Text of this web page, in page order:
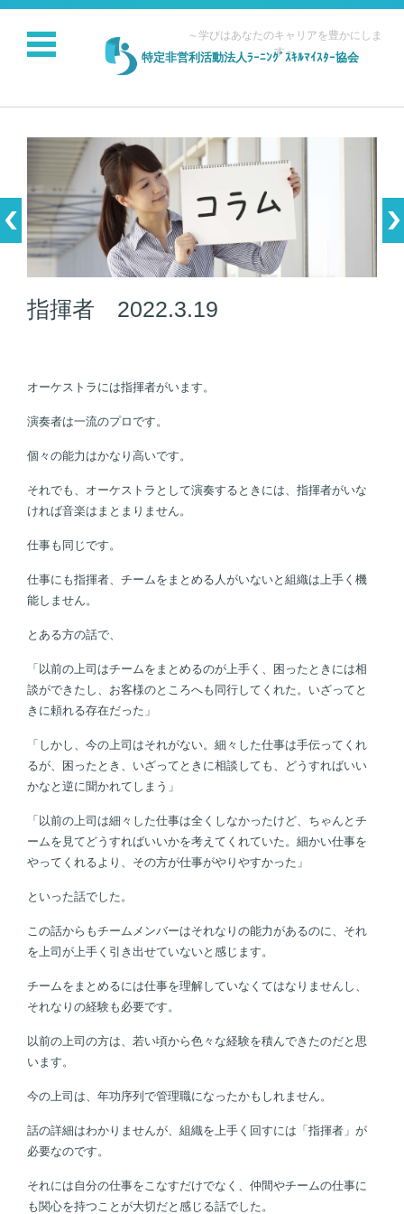
特定非営利活動法人ﾗｰﾆﾝｸﾞｽｷﾙﾏｲｽﾀｰ協会
～学びはあなたのキャリアを豊かにしま
す～
コンテンツに移動
指揮者 2022.3.19
オーケストラには指揮者がいます。
演奏者は一流のプロです。
個々の能力はかなり高いです。
それでも、オーケストラとして演奏するときには、指揮者がいな
ければ音楽はまとまりません。
仕事も同じです。
仕事にも指揮者、チームをまとめる人がいないと組織は上手く機
能しません。
とある方の話で、
「以前の上司はチームをまとめるのが上手く、困ったときには相
談ができたし、お客様のところへも同行してくれた。いざってと
きに頼れる存在だった」
「しかし、今の上司はそれがない。細々した仕事は手伝ってくれ
るが、困ったとき、いざってときに相談しても、どうすればいい
かなと逆に聞かれてしまう」
「以前の上司は細々した仕事は全くしなかったけど、ちゃんとチ
ームを見てどうすればいいかを考えてくれていた。細かい仕事を
やってくれるより、その方が仕事がやりやすかった」
といった話でした。
この話からもチームメンバーはそれなりの能力があるのに、それ
を上司が上手く引き出せていないと感じます。
チームをまとめるには仕事を理解していなくてはなりませんし、
それなりの経験も必要です。
以前の上司の方は、若い頃から色々な経験を積んできたのだと思
います。
今の上司は、年功序列で管理職になったかもしれません。
話の詳細はわかりませんが、組織を上手く回すには「指揮者」が
必要なのです。
それには自分の仕事をこなすだけでなく、仲間やチームの仕事に
も関心を持つことが大切だと感じる話でした。